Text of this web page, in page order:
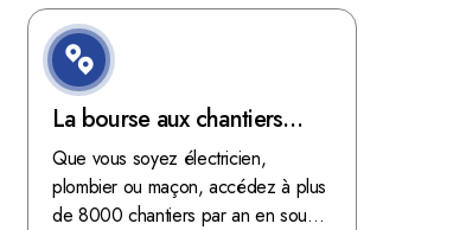
La bourse aux chantiers
d'ArtiBox Belgique, véritable
mine d'or !
Que vous soyez électricien,
plombier ou maçon, accédez à plus
de 8000 chantiers par an en sous-